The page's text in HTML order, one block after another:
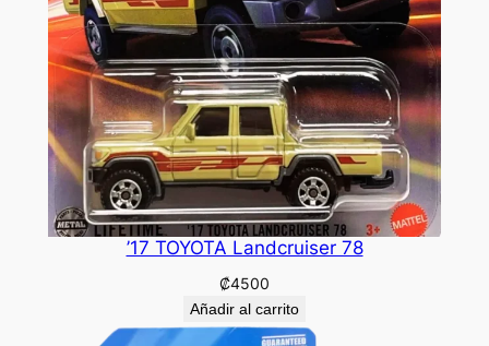
’17 TOYOTA Landcruiser 78
₡4500
Añadir al carrito